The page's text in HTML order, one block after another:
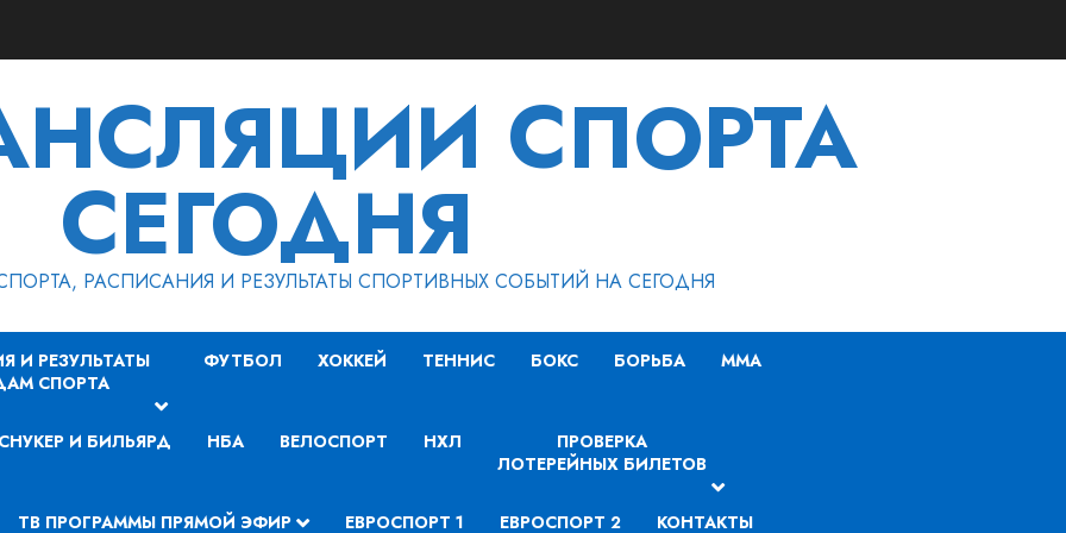
СПОРТА
СЕГОДНЯ
РАСПИСАНИЯ И РЕЗУЛЬТАТЫ СПОРТИВНЫХ СОБЫТИЙ НА СЕГОДНЯ
И РЕЗУЛЬТАТЫ
СПОРТА
ФУТБОЛ ХОККЕЙ ТЕННИС БОКС БОРЬБА MMA
СНУКЕР И БИЛЬЯРД НБА ВЕЛОСПОРТ НХЛ
ПРОВЕРКА
ЛОТЕРЕЙНЫХ БИЛЕТОВ
ТВ ПРОГРАММЫ ПРЯМОЙ ЭФИР ЕВРОСПОРТ 1 ЕВРОСПОРТ 2 КОНТАКТЫ